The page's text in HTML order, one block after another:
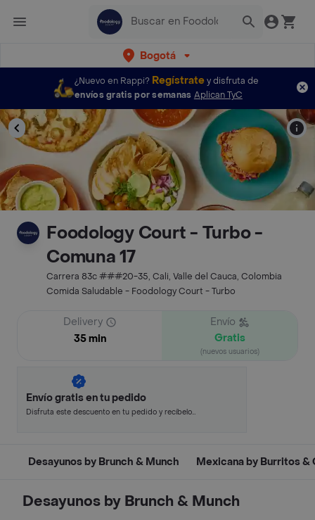
Bogotá
¿Nuevo en Rappi? Regístratey disfruta de
envíos gratis por semanas Aplican TyC
Foodology Court - Turbo -
Comuna 17
Carrera 83c ###20-35, Cali, Valle del Cauca, Colombia
Comida Saludable - Foodology Court - Turbo
Delivery
35 min
Envío
Gratis
(nuevos usuarios)
Envío gratis en tu pedido
Disfruta este descuento en tu pedido y recíbelo
Desayunos by Brunch & Munch Mexicana by Burritos &
Desayunos by Brunch & Munch